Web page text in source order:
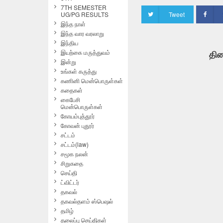
Tweet
7TH SEMESTER
UG/PG RESULTS
இந்த நாள்
இந்த வார வரலாறு
இந்திய
இயற்கை மருத்துவம்
இன்று
உங்கள் கருத்து
கணினி மென்பொருள்கள்
கதைகள்
கைபேசி
மென்பொருள்கள்
கோயம்புத்தூர்
கோவன் புதூர்
சட்டம்
சட்டம்(law)
சமூக நலன்
சிறுகதை
செய்தி
ட்விட்டர்
தகவல்
தகவல்தளம் ஸ்பெஷல்
தமிழ்
தலைப்பு செய்திகள்